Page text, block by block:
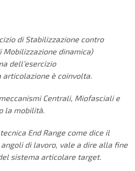
di Stabilizzazione contro
Mobilizzazione dinamica)
dell’esercizio
articolazione è coinvolta.
Centrali, Miofasciali e
la mobilità.
End Range come dice il
di lavoro, vale a dire alla fine
sistema articolare target.